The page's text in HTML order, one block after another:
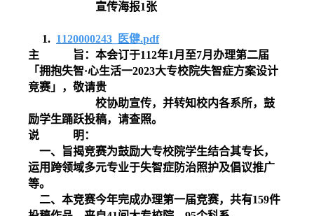
宣传海报1张
1. 1120000243_ 医健.pdf
主 旨：本会订于112年1 月至7月办理第二届
「拥抱失智·心生活一2023大专校院失智症方案设计
竞赛」，敬请贵
校协助宣传，并转知校内各系所，鼓
励学生踊跃投稿，请查照。
说 明：
一、旨揭竞赛为鼓励大专校院学生结合其专长，
运用跨领域多元专业于失智症防治照护及倡议推广
等。
二、本竞赛今年完成办理第一届竞赛，共有159件